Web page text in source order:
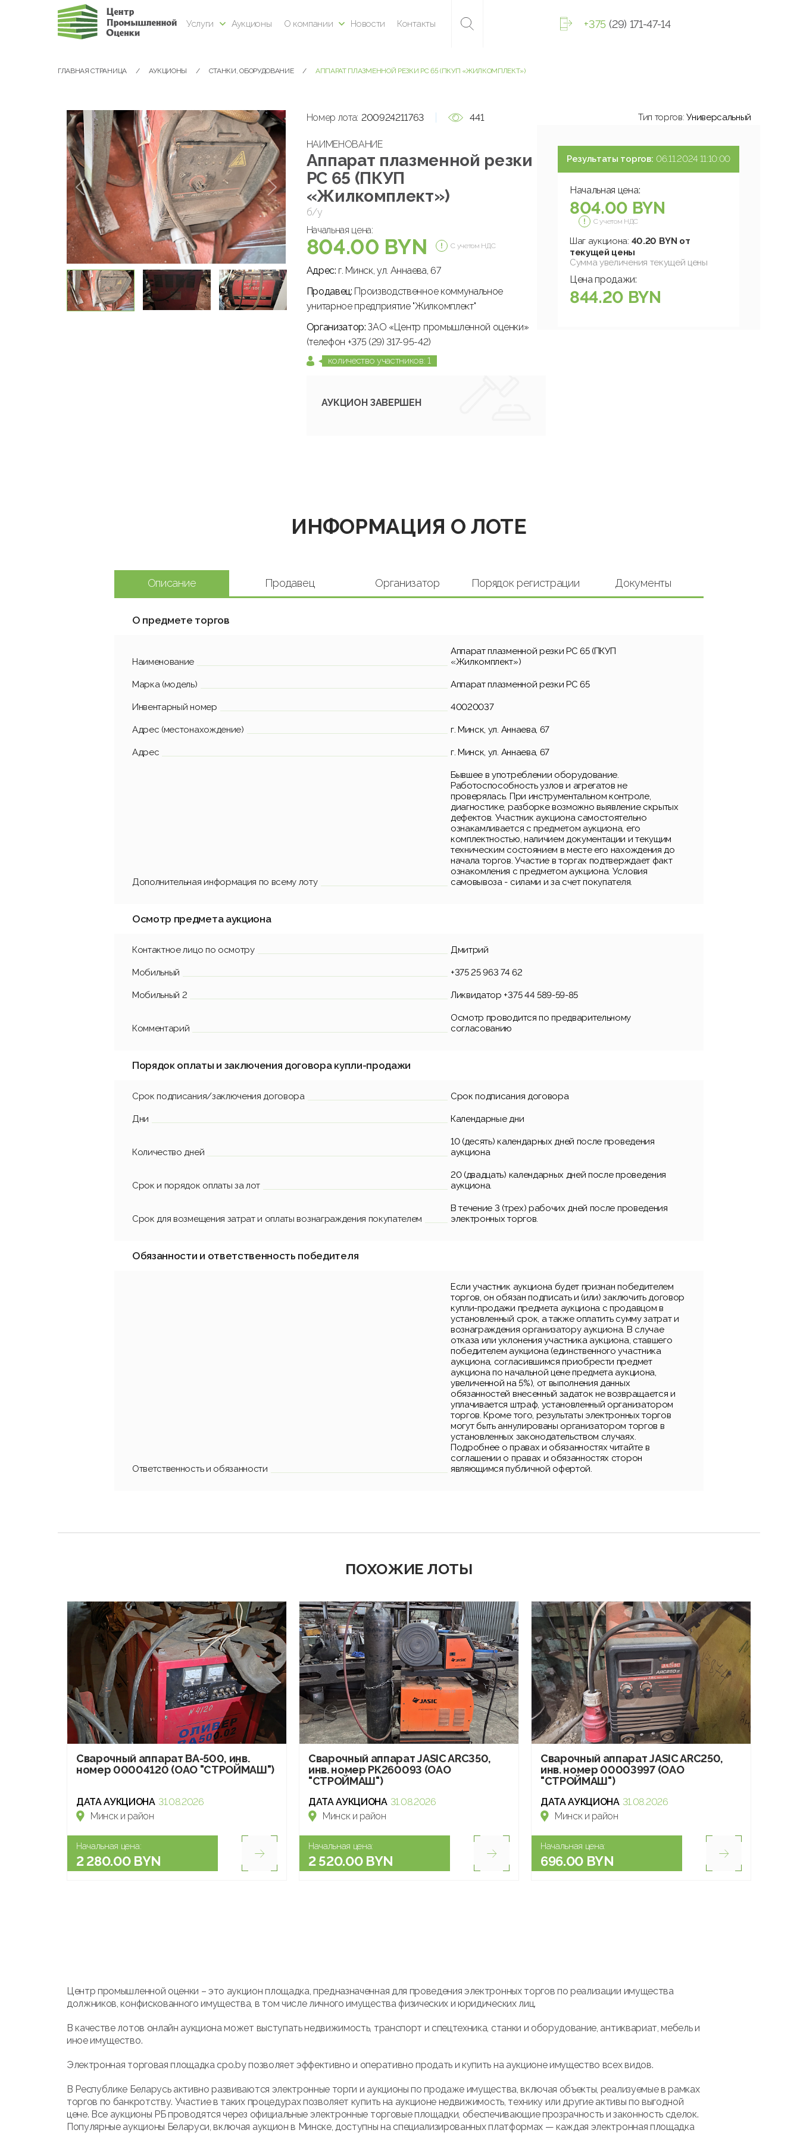
Услуги Аукционы О компании Новости Контакты +375 (29) 171-47-14
ГЛАВНАЯ СТРАНИЦА АУКЦИОНЫ СТАНКИ, ОБОРУДОВАНИЕ АППАРАТ ПЛАЗМЕННОЙ РЕЗКИ PС 65 (ПКУП «ЖИЛКОМПЛЕКТ»)
Номер лота: 200924211763 441
НАИМЕНОВАНИЕ
Аппарат плазменной резки
PС 65 (ПКУП
«Жилкомплект»)
б/у
Начальная цена:
804.00 BYN С учетом НДС
Адрес: г. Минск, ул. Аннаева, 67
Продавец: Производственное коммунальное
унитарное предприятие "Жилкомплект"
Организатор:ЗАО «Центр промышленной оценки»
(телефон +375 (29) 317-95-42)
количество участников: 1
АУКЦИОН ЗАВЕРШЕН
Тип торгов:Универсальный
Результаты торгов: 06.11.2024 11:10:00
Начальная цена:
804.00 BYN
С учетом НДС
Шаг аукциона: 40.20 BYN от
текущей цены
Сумма увеличения текущей цены
Цена продажи:
844.20 BYN
ИНФОРМАЦИЯ О ЛОТЕ
Описание Продавец Организатор Порядок регистрации Документы
О предмете торгов
Наименование
Аппарат плазменной резки PС 65 (ПКУП
«Жилкомплект»)
Марка (модель) Аппарат плазменной резки PС 65
Инвентарный номер 40020037
Адрес (местонахождение) г. Минск, ул. Аннаева, 67
Адрес г. Минск, ул. Аннаева, 67
Дополнительная информация по всему лоту
Бывшее в употреблении оборудование.
Работоспособность узлов и агрегатов не
проверялась. При инструментальном контроле,
диагностике, разборке возможно выявление скрытых
дефектов. Участник аукциона самостоятельно
ознакамливается с предметом аукциона, его
комплектностью, наличием документации и текущим
техническим состоянием в месте его нахождения до
начала торгов. Участие в торгах подтверждает факт
ознакомления с предметом аукциона. Условия
самовывоза - силами и за счет покупателя.
Осмотр предмета аукциона
Контактное лицо по осмотру Дмитрий
Мобильный +375 25 963 74 62
Мобильный 2 Ликвидатор +375 44 589-59-85
Комментарий
Осмотр проводится по предварительному
согласованию
Порядок оплаты и заключения договора купли-продажи
Срок подписания/заключения договора Срок подписания договора
Дни Календарные дни
Количество дней
10 (десять) календарных дней после проведения
аукциона
Срок и порядок оплаты за лот
20 (двадцать) календарных дней после проведения
аукциона.
Срок для возмещения затрат и оплаты вознаграждения покупателем
В течение 3 (трех) рабочих дней после проведения
электронных торгов.
Обязанности и ответственность победителя
Ответственность и обязанности
Если участник аукциона будет признан победителем
торгов, он обязан подписать и (или) заключить договор
купли-продажи предмета аукциона с продавцом в
установленный срок, а также оплатить сумму затрат и
вознаграждения организатору аукциона. В случае
отказа или уклонения участника аукциона, ставшего
победителем аукциона (единственного участника
аукциона, согласившимся приобрести предмет
аукциона по начальной цене предмета аукциона,
увеличенной на 5%), от выполнения данных
обязанностей внесенный задаток не возвращается и
уплачивается штраф, установленный организатором
торгов. Кроме того, результаты электронных торгов
могут быть аннулированы организатором торгов в
установленных законодательством случаях.
Подробнее о правах и обязанностях читайте в
соглашении о правах и обязанностях сторон
являющимся публичной офертой.
ПОХОЖИЕ ЛОТЫ
Сварочный аппарат ВА-500, инв.
номер 00004120 (ОАО "СТРОЙМАШ")
ДАТА АУКЦИОНА 31.08.2026
Минск и район
Начальная цена:
2 280.00 BYN
Сварочный аппарат JASIC ARC350,
инв. номер РК260093 (ОАО
"СТРОЙМАШ")
ДАТА АУКЦИОНА 31.08.2026
Минск и район
Начальная цена:
2 520.00 BYN
Сварочный аппарат JASIC ARC250,
инв. номер 00003997 (ОАО
"СТРОЙМАШ")
ДАТА АУКЦИОНА 31.08.2026
Минск и район
Начальная цена:
696.00 BYN
Центр промышленной оценки – это аукцион площадка, предназначенная для проведения электронных торгов по реализации имущества
должников, конфискованного имущества, в том числе личного имущества физических и юридических лиц.
В качестве лотов онлайн аукциона может выступать недвижимость, транспорт и спецтехника, станки и оборудование, антиквариат, мебель и
иное имущество.
Электронная торговая площадка cpo.by позволяет эффективно и оперативно продать и купить на аукционе имущество всех видов.
В Республике Беларусь активно развиваются электронные торги и аукционы по продаже имущества, включая объекты, реализуемые в рамках
торгов по банкротству. Участие в таких процедурах позволяет купить на аукционе недвижимость, технику или другие активы по выгодной
цене. Все аукционы РБ проводятся через официальные электронные торговые площадки, обеспечивающие прозрачность и законность сделок.
Популярные аукционы Беларуси, включая аукцион в Минске, доступны на специализированных платформах — каждая электронная площадка